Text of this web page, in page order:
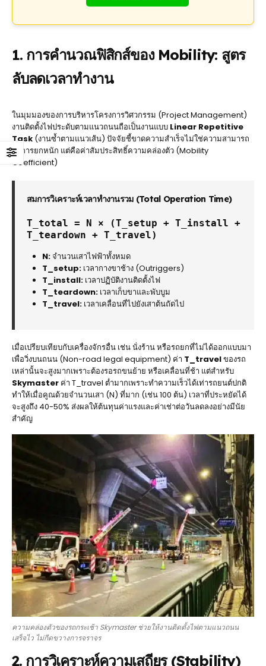
1. การคำนวณฟิสิกส์ของ Mobility: สูตร
ลับลดเวลาทำงาน
ในมุมมองของการบริหารโครงการวิศวกรรม (Project Management)
งานติดตั้งไฟประดับตามแนวถนนถือเป็นงานแบบ Linear Repetitive
Task (งานซ้ำตามแนวเส้น) ปัจจัยชี้ขาดความสำเร็จไม่ใช่ความสามารถ
ในการยกหนัก แต่คือค่าสัมประสิทธิ์ความคล่องตัว (Mobility
Coefficient)
สมการวิเคราะห์เวลาทำงานรวม (Total Operation Time)
T_total = N × (T_setup + T_install +
T_teardown + T_travel)
N:จำนวนเสาไฟฟ้าทั้งหมด
T_setup: เวลากางขาช้าง (Outriggers)
T_install: เวลาปฏิบัติงานติดตั้งไฟ
T_teardown: เวลาเก็บขาและพับบูม
T_travel: เวลาเคลื่อนที่ไปยังเสาต้นถัดไป
เมื่อเปรียบเทียบกับเครื่องจักรอื่น เช่น นั่งร้าน หรือรถยกที่ไม่ได้ออกแบบมา
เพื่อวิ่งบนถนน (Non-road legal equipment) ค่า T_travelของรถ
เหล่านั้นจะสูงมากเพราะต้องรอรถขนย้าย หรือเคลื่อนที่ช้า แต่สำหรับ
Skymaster ค่า T_travel ต่ำมากเพราะทำความเร็วได้เท่ารถยนต์ปกติ
ทำให้เมื่อคูณด้วยจำนวนเสา (N) ที่มาก (เช่น 100 ต้น) เวลาที่ประหยัดได้
จะสูงถึง 40-50% ส่งผลให้ต้นทุนค่าแรงและค่าเช่าต่อวันลดลงอย่างมีนัย
สำคัญ
ความคล่องตัวของรถกระเช้า Skymaster ช่วยให้งานติดตั้งไฟตามแนวถนน
เสร็จไว ไม่กีดขวางการจราจร
2. การวิเคราะห์ความเสถียร (Stability)